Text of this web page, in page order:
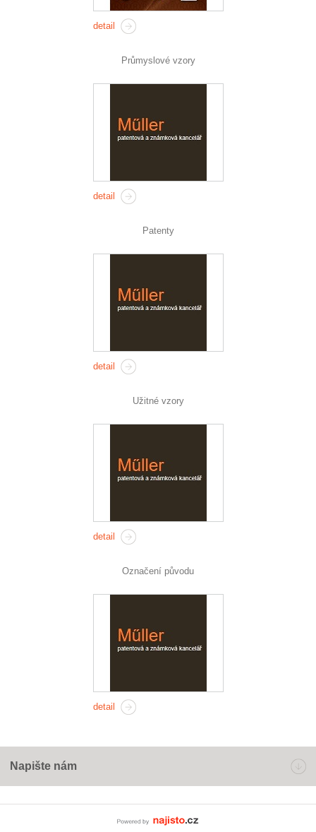
detail
Průmyslové vzory
detail
Patenty
detail
Užitné vzory
detail
Označení původu
detail
Napište nám